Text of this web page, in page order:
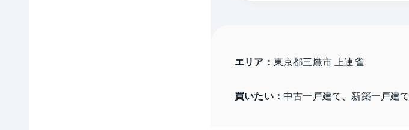
エリア： 東京都三鷹市 上連雀
買いたい： 中古一戸建て、新築一戸建て